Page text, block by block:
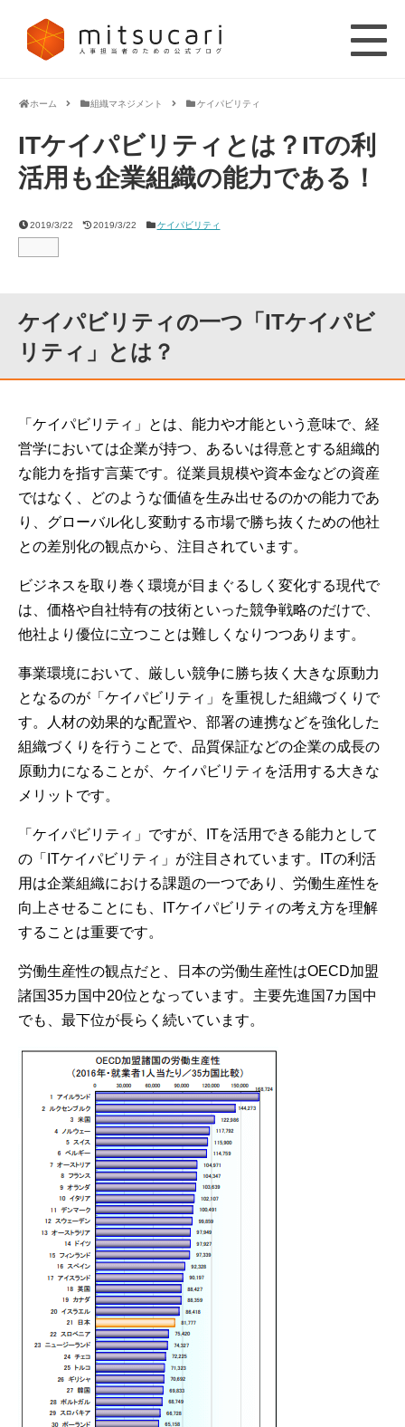
ホーム 組織マネジメント ケイパビリティ
ITケイパビリティとは？ITの利
活用も企業組織の能力である！
2019/3/22 2019/3/22 ケイパビリティ
ケイパビリティの一つ「ITケイパビ
リティ」とは？
「ケイパビリティ」とは、能力や才能という意味で、経
営学においては企業が持つ、あるいは得意とする組織的
な能力を指す言葉です。従業員規模や資本金などの資産
ではなく、どのような価値を生み出せるのかの能力であ
り、グローバル化し変動する市場で勝ち抜くための他社
との差別化の観点から、注目されています。
ビジネスを取り巻く環境が目まぐるしく変化する現代で
は、価格や自社特有の技術といった競争戦略のだけで、
他社より優位に立つことは難しくなりつつあります。
事業環境において、厳しい競争に勝ち抜く大きな原動力
となるのが「ケイパビリティ」を重視した組織づくりで
す。人材の効果的な配置や、部署の連携などを強化した
組織づくりを行うことで、品質保証などの企業の成長の
原動力になることが、ケイパビリティを活用する大きな
メリットです。
「ケイパビリティ」ですが、ITを活用できる能力として
の「ITケイパビリティ」が注目されています。ITの利活
用は企業組織における課題の一つであり、労働生産性を
向上させることにも、ITケイパビリティの考え方を理解
することは重要です。
労働生産性の観点だと、日本の労働生産性はOECD加盟
諸国35カ国中20位となっています。主要先進国7カ国中
でも、最下位が長らく続いています。